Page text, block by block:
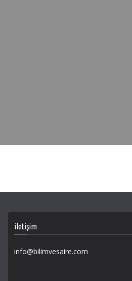
iletişim
info@bilimvesaire.com